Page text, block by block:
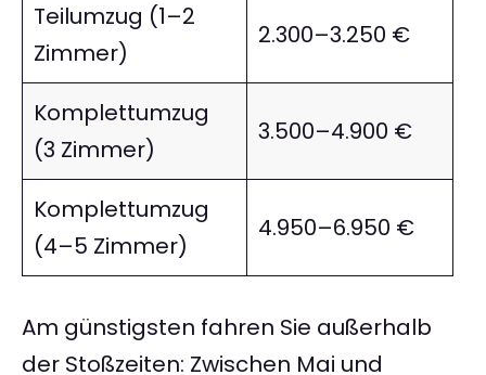
Teilumzug (1–2
Zimmer)
2.300–3.250 €
Komplettumzug
(3 Zimmer)
3.500–4.900 €
Komplettumzug
(4–5 Zimmer)
4.950–6.950 €
Am günstigsten fahren Sie außerhalb
der Stoßzeiten: Zwischen Mai und